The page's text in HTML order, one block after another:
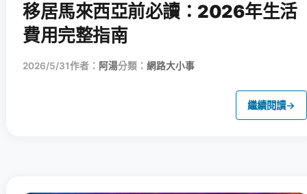
移居馬來西亞前必讀：2026年生活
費用完整指南
2026/5/31作者： 阿湯分類： 網路大小事
繼續閱讀→